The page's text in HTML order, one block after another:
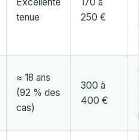
tenue
250 €
≈ 18 ans
(92 % des
cas)
300 à
400 €